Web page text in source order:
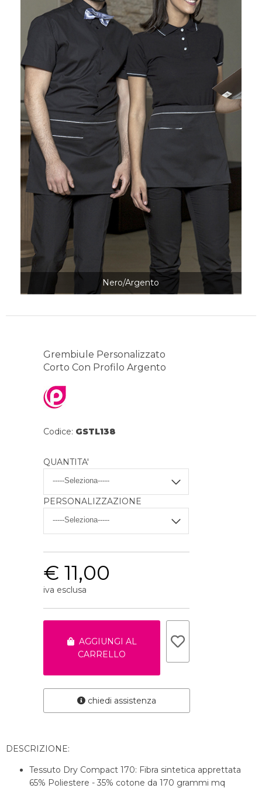
LIBERO
Nero/Argento
Grembiule Personalizzato
Corto Con Profilo Argento
Codice: GSTL138
QUANTITA'
PERSONALIZZAZIONE
€ 11,00
iva esclusa
AGGIUNGI AL
CARRELLO
chiedi assistenza
DESCRIZIONE:
Tessuto Dry Compact 170: Fibra sintetica apprettata
65% Poliestere - 35% cotone da 170 grammi mq